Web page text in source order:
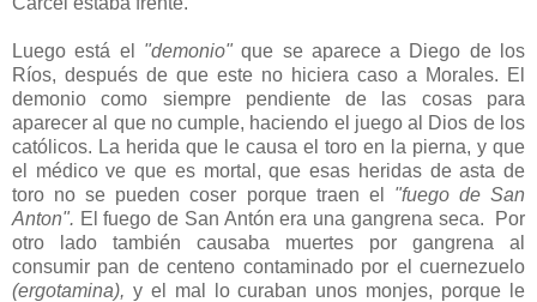
Luego está el "demonio"que se aparece a Diego de los
Ríos, después de que este no hiciera caso a Morales. El
demonio como siempre pendiente de las cosas para
aparecer al que no cumple, haciendo el juego al Dios de los
católicos. La herida que le causa el toro en la pierna, y que
el médico ve que es mortal, que esas heridas de asta de
toro no se pueden coser porque traen el "fuego de San
Anton". El fuego de San Antón era una gangrena seca. Por
otro lado también causaba muertes por gangrena al
consumir pan de centeno contaminado por el cuernezuelo
(ergotamina), y el mal lo curaban unos monjes, porque le